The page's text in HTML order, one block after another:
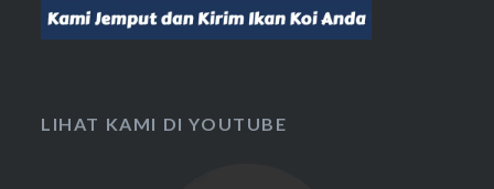
LIHAT KAMI DI YOUTUBE